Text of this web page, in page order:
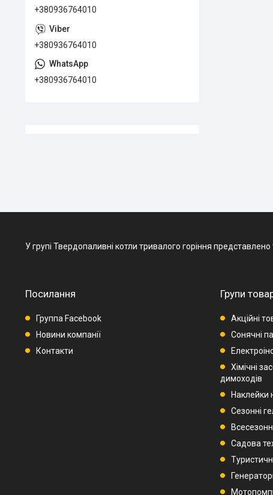
+380936764010
+380936764010
+380936764010
У групі Твердопаливні котли тривалого горіння
Посилання
Группа Facebook
Новини компанії
Контакти
Групи
Акційні
Сонячні
Хімічні
димоходів
Наклейки
Сезонні
Садова